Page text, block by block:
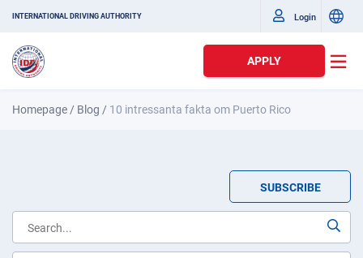
INTERNATIONAL DRIVING AUTHORITY Login
APPLY
Homepage / Blog / 10 intressanta fakta om Puerto Rico
SUBSCRIBE